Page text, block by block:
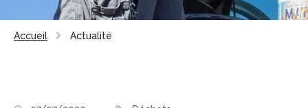
Accueil Actualité